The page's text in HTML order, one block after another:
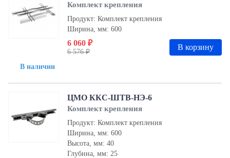
В наличии
Комплект крепления
Продукт: Комплект крепления
Ширина, мм: 600
6 060 ₽
6 576 ₽
В корзину
ЦМО ККС-ШТВ-НЭ-6
Комплект крепления
Продукт: Комплект крепления
Ширина, мм: 600
Высота, мм: 40
Глубина, мм: 25